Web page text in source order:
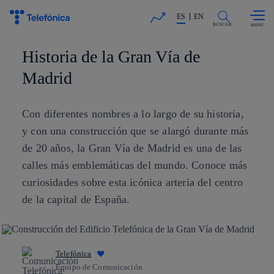
La acción en accionistas e
ES EN
BUSCAR
Historia de la Gran Vía de
Madrid
Con diferentes nombres a lo largo de su historia,
y con una construcción que se alargó durante más
de 20 años, la Gran Vía de Madrid es una de las
calles más emblemáticas del mundo. Conoce más
curiosidades sobre esta icónica arteria del centro
de la capital de España.
Telefónica
Equipo de Comunicación